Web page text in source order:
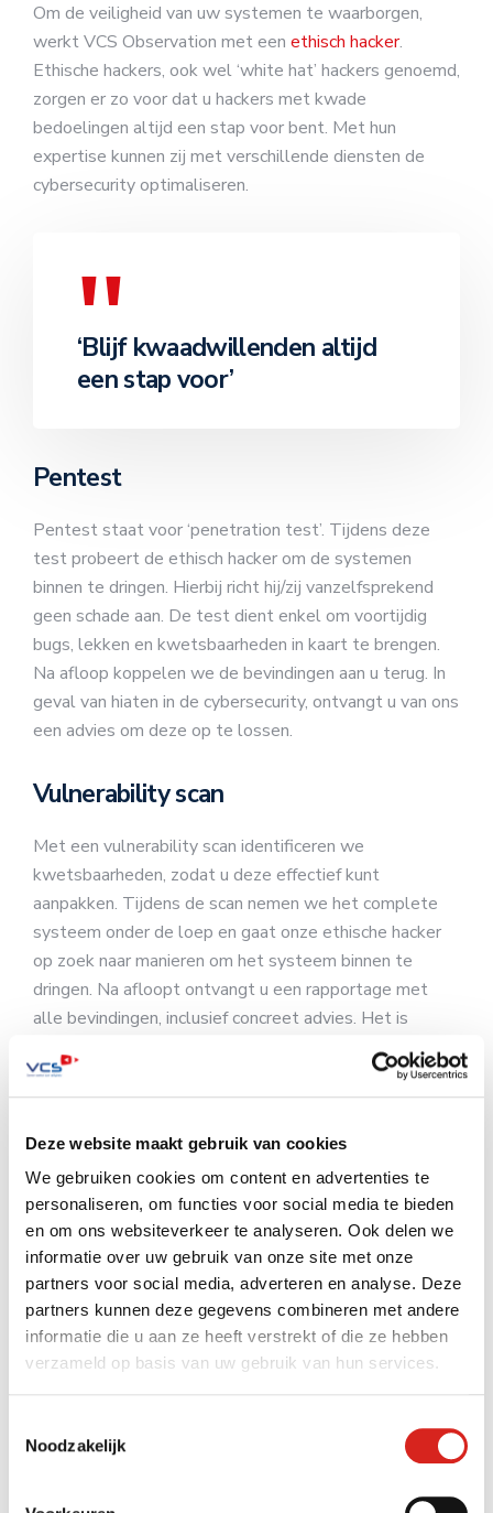
Deze website maakt gebruik van cookies
We gebruiken cookies om content en advertenties te
personaliseren, om functies voor social media te bieden
en om ons websiteverkeer te analyseren. Ook delen we
informatie over uw gebruik van onze site met onze
partners voor social media, adverteren en analyse. Deze
partners kunnen deze gegevens combineren met andere
informatie die u aan ze heeft verstrekt of die ze hebben
verzameld op basis van uw gebruik van hun services.
Noodzakelijk
Om de veiligheid van uw systemen te waarborgen,
werkt VCS Observation met een ethisch hacker.
Ethische hackers, ook wel ‘white hat’ hackers genoemd,
zorgen er zo voor dat u hackers met kwade
bedoelingen altijd een stap voor bent. Met hun
expertise kunnen zij met verschillende diensten de
cybersecurity optimaliseren.
‘Blijf kwaadwillenden altijd
een stap voor’
Pentest
Pentest staat voor ‘penetration test’. Tijdens deze
test probeert de ethisch hacker om de systemen
binnen te dringen. Hierbij richt hij/zij vanzelfsprekend
geen schade aan. De test dient enkel om voortijdig
bugs, lekken en kwetsbaarheden in kaart te brengen.
Na afloop koppelen we de bevindingen aan u terug. In
geval van hiaten in de cybersecurity, ontvangt u van ons
een advies om deze op te lossen.
Vulnerability scan
Met een vulnerability scan identificeren we
kwetsbaarheden, zodat u deze effectief kunt
aanpakken. Tijdens de scan nemen we het complete
systeem onder de loep en gaat onze ethische hacker
op zoek naar manieren om het systeem binnen te
dringen. Na afloopt ontvangt u een rapportage met
alle bevindingen, inclusief concreet advies. Het is
mogelijk om systemen periodiek te laten scannen. Zo
bent u ervan verzekerd dat de cybersecurity altijd up-
to-date is. Want het aanvallandschap verandert
continu.
Geïnteresseerd?
Wilt u meer weten over de kansen voor uw
organisatie? Lees deFAQ over cybersecurity. Of neem
contact op met Carel ten Horn viae-mailof bel 0416
54 10 10.
veiligheid